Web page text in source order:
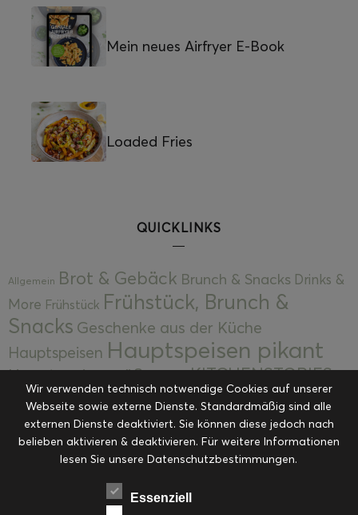
Mein neues Airfryer E-Book
Loaded Fries
QUICKLINKS
Allgemein Brot & Gebäck Brunch & Snacks Drinks &
More Frühstück Frühstück, Brunch &
Snacks Geschenke aus der Küche
Hauptspeisen Hauptspeisen pikant
Hauptspeisen süßKekseKITCHENSTORIES
Kuchen, Torten & Desserts Kuchen und
Desserts Kulinarik Kulinarische Mitbringsel &
Eingemachtes Ohne Kategorie Ostern Resteküche
RezepteSaisonalSliderStartseite
Suppen, Salate & Vorspeisen
Wir verwenden technisch notwendige Cookies auf unserer
Webseite sowie externe Dienste. Standardmäßig sind alle
externen Dienste deaktiviert. Sie können diese jedoch nach
belieben aktivieren & deaktivieren. Für weitere Informationen
lesen Sie unsere Datenschutzbestimmungen.
Essenziell